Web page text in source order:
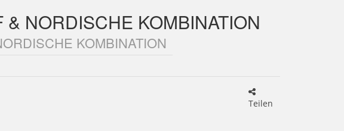
NORDISCHE KOMBINATION
KOMBINATION
Teilen